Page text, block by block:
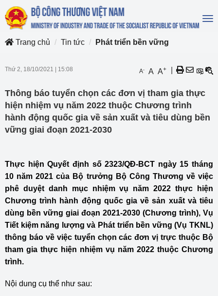
Trang chủ
Tin tức Phát triển bền vững
Thứ 2, 18/10/2021 15:08 A- A A+
Thông báo tuyển chọn các đơn vị tham gia thực
hiện nhiệm vụ năm 2022 thuộc Chương trình
hành động quốc gia về sản xuất và tiêu dùng bền
vững giai đoạn 2021-2030
Thực hiện Quyết định số 2323/QĐ-BCT ngày 15 tháng
10 năm 2021 của Bộ trưởng Bộ Công Thương về việc
phê duyệt danh mục nhiệm vụ năm 2022 thực hiện
Chương trình hành động quốc gia về sản xuất và tiêu
dùng bền vững giai đoạn 2021-2030 (Chương trình), Vụ
Tiết kiệm năng lượng và Phát triển bền vững (Vụ TKNL)
thông báo về việc tuyển chọn các đơn vị trực thuộc Bộ
tham gia thực hiện nhiệm vụ năm 2022 thuộc Chương
trình.
Nội dung cụ thể như sau: